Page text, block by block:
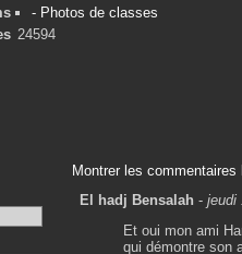
- Photos de classes
24594
Montrer les
El hadj Bensalah -jeudi
Et oui mon ami
qui démontre son